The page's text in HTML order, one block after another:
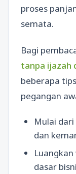
proses
semata.
Bagi
tanpa ijazah
beberapa
pegangan
Mulai
dan
dasar